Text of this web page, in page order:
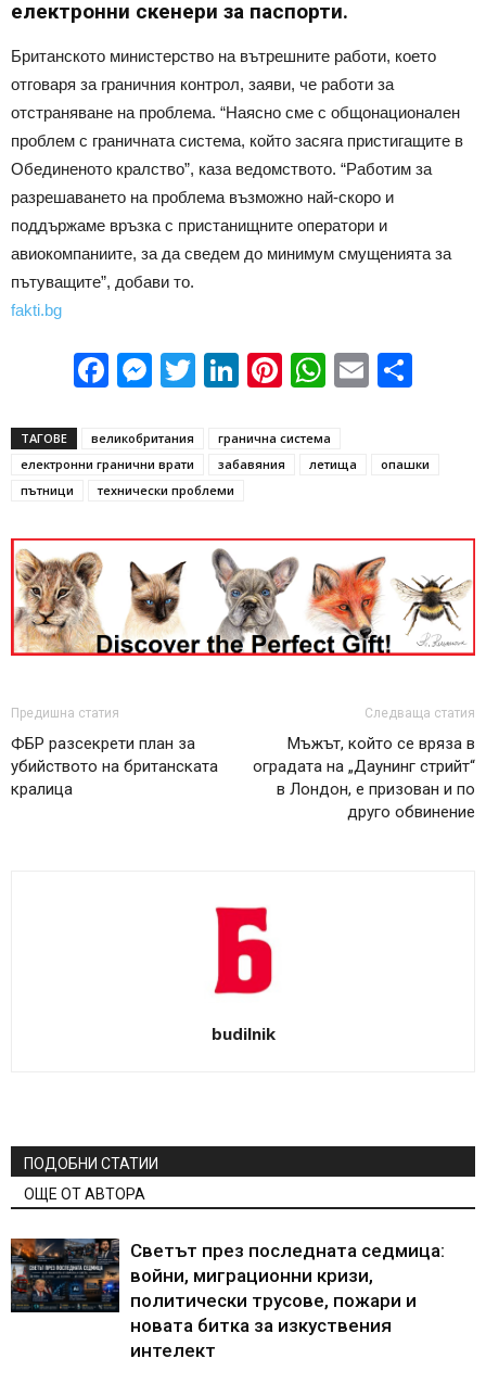
електронни скенери за паспорти.
Британското министерство на вътрешните работи, което
отговаря за граничния контрол, заяви, че работи за
отстраняване на проблема. “Наясно сме с общонационален
проблем с граничната система, който засяга пристигащите в
Обединеното кралство”, каза ведомството. “Работим за
разрешаването на проблема възможно най-скоро и
поддържаме връзка с пристанищните оператори и
авиокомпаниите, за да сведем до минимум смущенията за
пътуващите”, добави то.
fakti.bg
Facebook
Messenger
Twitter
LinkedIn
Pinterest
WhatsApp
Email
ТАГОВЕ великобритания
гранична система
електронни гранични врати
забавяния летища
опашки
пътници
технически проблеми
Предишна статия
ФБР разсекрети план за
убийството на британската
кралица
Следваща статия
Мъжът, който се вряза в
оградата на „Даунинг стрийт“
в Лондон, е призован и по
друго обвинение
budilnik
ПОДОБНИ СТАТИИ
ОЩЕ ОТ АВТОРА
Светът през последната седмица:
войни, миграционни кризи,
политически трусове, пожари и
новата битка за изкуствения
интелект